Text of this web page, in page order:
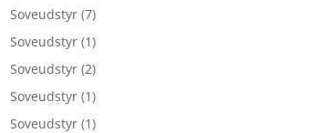
Soveudstyr (7)
Soveudstyr (1)
Soveudstyr (2)
Soveudstyr (1)
Soveudstyr (1)